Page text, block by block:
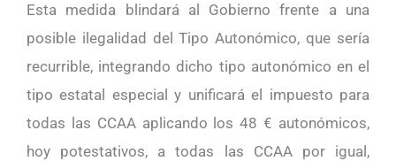
Esta medida blindará al Gobierno frente a una
posible ilegalidad del Tipo Autonómico, que sería
recurrible, integrando dicho tipo autonómico en el
tipo estatal especial y unificará el impuesto para
todas las CCAA aplicando los 48 € autonómicos,
hoy potestativos, a todas las CCAA por igual,